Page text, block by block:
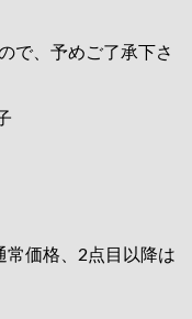
で、予めご了承下さ
常価格、2点目以降は